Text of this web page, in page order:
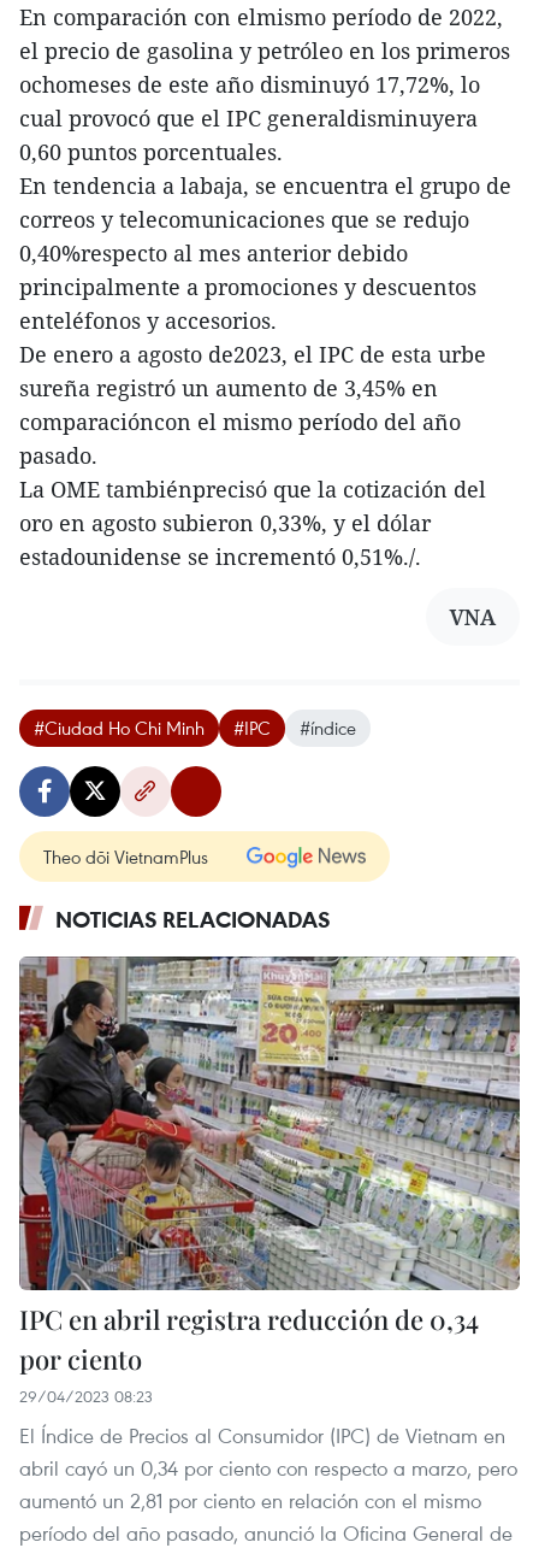
En comparación con elmismo período de 2022,
el precio de gasolina y petróleo en los primeros
ochomeses de este año disminuyó 17,72%, lo
cual provocó que el IPC generaldisminuyera
0,60 puntos porcentuales.
En tendencia a labaja, se encuentra el grupo de
correos y telecomunicaciones que se redujo
0,40%respecto al mes anterior debido
principalmente a promociones y descuentos
enteléfonos y accesorios.
De enero a agosto de2023, el IPC de esta urbe
sureña registró un aumento de 3,45% en
comparacióncon el mismo período del año
pasado.
La OME tambiénprecisó que la cotización del
oro en agosto subieron 0,33%, y el dólar
estadounidense se incrementó 0,51%./.
VNA
#Ciudad Ho Chi Minh #IPC #índice
Theo dõi VietnamPlus
NOTICIAS RELACIONADAS
IPC en abril registra reducción de 0,34
por ciento
29/04/2023 08:23
El Índice de Precios al Consumidor (IPC) de Vietnam en
abril cayó un 0,34 por ciento con respecto a marzo, pero
aumentó un 2,81 por ciento en relación con el mismo
período del año pasado, anunció la Oficina General de